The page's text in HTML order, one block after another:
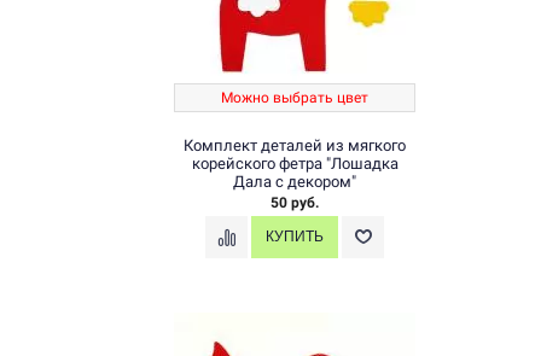
Можно выбрать цвет
Комплект деталей из мягкого
корейского фетра "Лошадка
Дала с декором"
50 руб.